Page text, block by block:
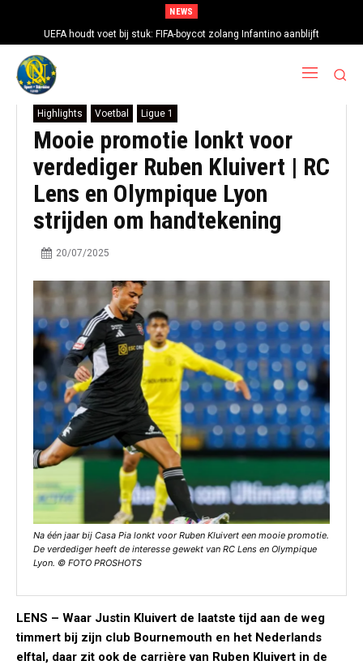
NEWS
UEFA houdt voet bij stuk: FIFA-boycot zolang Infantino aanblijft
Highlights Voetbal Ligue 1
Mooie promotie lonkt voor
verdediger Ruben Kluivert | RC
Lens en Olympique Lyon
strijden om handtekening
20/07/2025
Na één jaar bij Casa Pia lonkt voor Ruben Kluivert een mooie promotie.
De verdediger heeft de interesse gewekt van RC Lens en Olympique
Lyon. © FOTO PROSHOTS
LENS – Waar Justin Kluivert de laatste tijd aan de weg
timmert bij zijn club Bournemouth en het Nederlands
elftal, daar zit ook de carrière van Ruben Kluivert in de